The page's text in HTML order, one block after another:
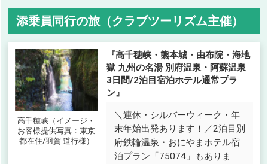
添乗員同行の旅（クラブツーリズム主催）
高千穂峡（イメージ・
お客様提供写真：東京
都在住/羽賀 道行様）
『高千穂峡・熊本城・由布院・海地
獄 九州の名湯 別府温泉・阿蘇温泉
3日間/2泊目宿泊ホテル通常プラ
ン』
＼連休・シルバーウィーク・年
末年始出発あります！／2泊目別
府鉄輪温泉・おにやまホテル宿
泊プラン「75074」もありま